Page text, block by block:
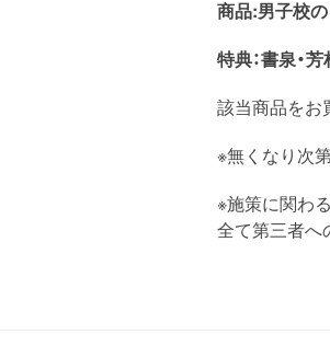
商品:男子校
特典：書泉・
該当商品をお
※無くなり次
※施策に関わる
全て第三者へ